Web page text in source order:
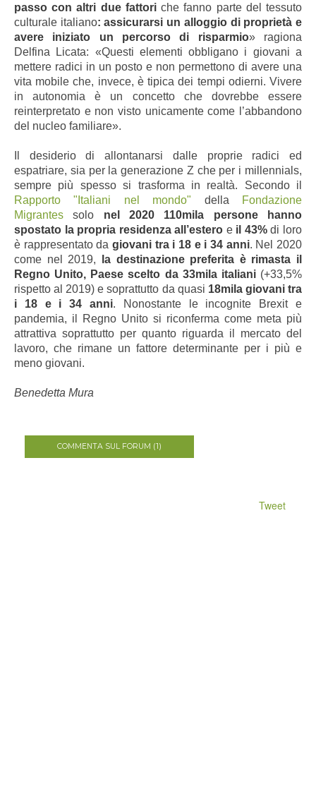
passo con altri due fattoriche fanno parte del tessuto
culturale italiano: assicurarsi un alloggio di proprietà e
avere iniziato un percorso di risparmio» ragiona
Delfina Licata: «Questi elementi obbligano i giovani a
mettere radici in un posto e non permettono di avere una
vita mobile che, invece, è tipica dei tempi odierni. Vivere
in autonomia è un concetto che dovrebbe essere
reinterpretato e non visto unicamente come l’abbandono
del nucleo familiare».
Il desiderio di allontanarsi dalle proprie radici ed
espatriare, sia per la generazione Z che per i millennials,
sempre più spesso si trasforma in realtà. Secondo il
Rapporto "Italiani nel mondo" della
Fondazione
Migrantes solo nel 2020 110mila persone hanno
spostato la propria residenza all’estero e il 43%di loro
è rappresentato da giovani tra i 18 e i 34 anni. Nel 2020
come nel 2019,
la destinazione preferita è rimasta il
Regno Unito, Paese scelto da 33mila italiani (+33,5%
rispetto al 2019) e soprattutto da quasi 18mila giovani tra
i 18 e i 34 anni. Nonostante le incognite Brexit e
pandemia, il Regno Unito si riconferma come meta più
attrattiva soprattutto per quanto riguarda il mercato del
lavoro, che rimane un fattore determinante per i più e
meno giovani.
Benedetta Mura
COMMENTA SUL FORUM (1)
Tweet